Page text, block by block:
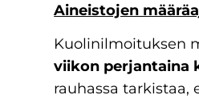
Aineistojen
Kuolinilmoituksen
viikon perjantaina
rauhassa